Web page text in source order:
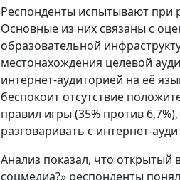
Респонденты испытывают при
Основные из них связаны с
образовательной
местонахождения целевой
интернет-аудиторией на её
беспокоит отсутствие
правил игры (35% против
разговаривать с интернет-
Анализ показал, что открытый
соцмедиа?» респонденты